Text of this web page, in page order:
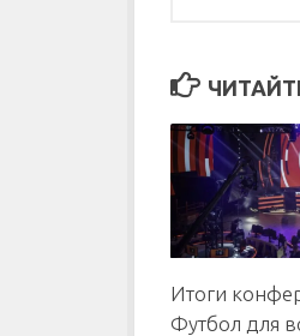
Итоги
Футбол для